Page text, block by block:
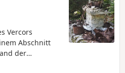
Vercors
Abschnitt
der